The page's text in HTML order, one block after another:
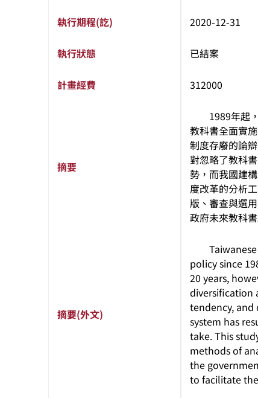
執行期程(訖) 2020-12-31
執行狀態 已結案
計畫經費 312000
摘要
1989年起，
教科書全面實
制度存廢的論
對忽略了教科
勢，而我國建
度改革的分析
版、審查與選
政府未來教科
摘要(外文)
Taiwanese
policy since
20 years,
diversification
tendency,
system has
take. This
methods of
the
to facilitate